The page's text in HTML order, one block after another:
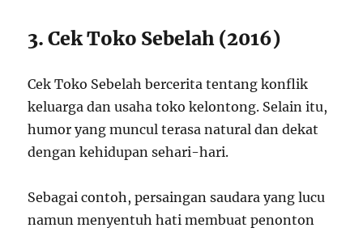
3. Cek Toko Sebelah (2016)
Cek Toko Sebelah bercerita tentang konflik
keluarga dan usaha toko kelontong. Selain itu,
humor yang muncul terasa natural dan dekat
dengan kehidupan sehari-hari.
Sebagai contoh, persaingan saudara yang lucu
namun menyentuh hati membuat penonton